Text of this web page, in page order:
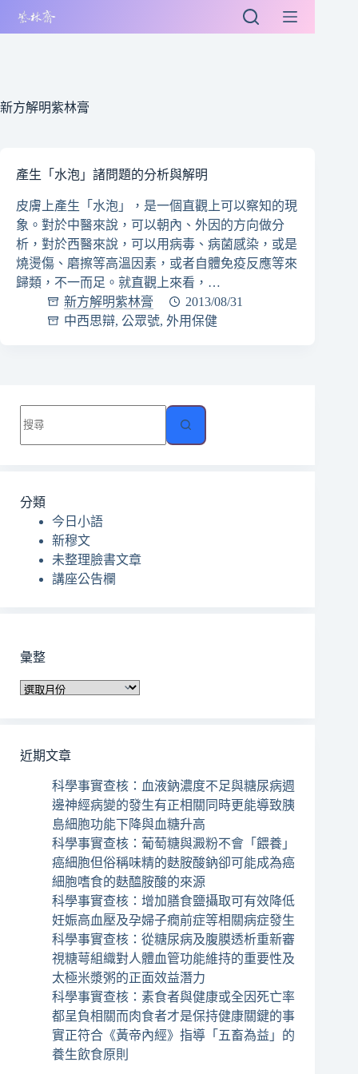
容
新方解明紫林膏
產生「水泡」諸問題的分析與解明
皮膚上產生「水泡」，是一個直觀上可以察知的現
象。對於中醫來說，可以朝內、外因的方向做分
析，對於西醫來說，可以用病毒、病菌感染，或是
燒燙傷、磨擦等高溫因素，或者自體免疫反應等來
歸類，不一而足。就直觀上來看，…
新方解明紫林膏
2013/08/31
中西思辯, 公眾號, 外用保健
不
條
分類
今日小語
新穆文
未整理臉書文章
講座公告欄
彙整
彙
近期文章
科學事實查核：血液鈉濃度不足與糖尿病週
邊神經病變的發生有正相關同時更能導致胰
島細胞功能下降與血糖升高
科學事實查核：葡萄糖與澱粉不會「餵養」
癌細胞但俗稱味精的麩胺酸鈉卻可能成為癌
細胞嗜食的麩醯胺酸的來源
科學事實查核：增加膳食鹽攝取可有效降低
妊娠高血壓及孕婦子癇前症等相關病症發生
科學事實查核：從糖尿病及腹膜透析重新審
視糖萼組織對人體血管功能維持的重要性及
太極米漿粥的正面效益潛力
科學事實查核：素食者與健康或全因死亡率
都呈負相關而肉食者才是保持健康關鍵的事
實正符合《黃帝內經》指導「五畜為益」的
養生飲食原則